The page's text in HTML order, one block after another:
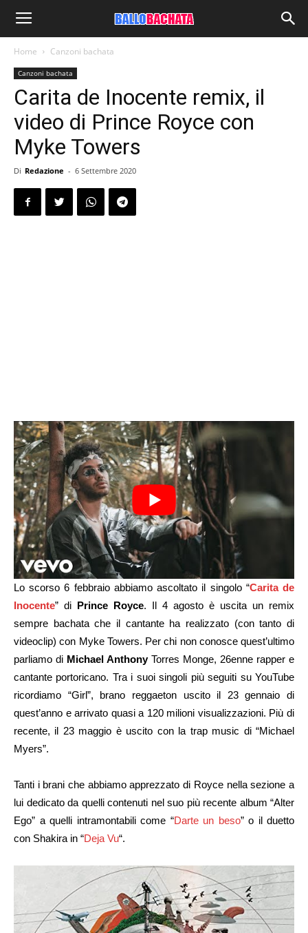
Home Canzoni bachata
Canzoni bachata
Carita de Inocente remix, il
video di Prince Royce con
Myke Towers
Di Redazione - 6 Settembre 2020
Lo scorso 6 febbraio abbiamo ascoltato il singolo “Carita de
Inocente” di Prince Royce. Il 4 agosto è uscita un remix
sempre bachata che il cantante ha realizzato (con tanto di
videoclip) con Myke Towers. Per chi non conosce quest’ultimo
parliamo di Michael AnthonyTorres Monge, 26enne rapper e
cantante portoricano. Tra i suoi singoli più seguiti su YouTube
ricordiamo “Girl”, brano reggaeton uscito il 23 gennaio di
quest’anno e arrivato quasi a 120 milioni visualizzazioni. Più di
recente, il 23 maggio è uscito con la trap music di “Michael
Myers”.
Tanti i brani che abbiamo apprezzato di Royce nella sezione a
lui dedicato da quelli contenuti nel suo più recente album “Alter
Ego” a quelli intramontabili come “Darte un beso” o il duetto
con Shakira in “Deja Vu“.